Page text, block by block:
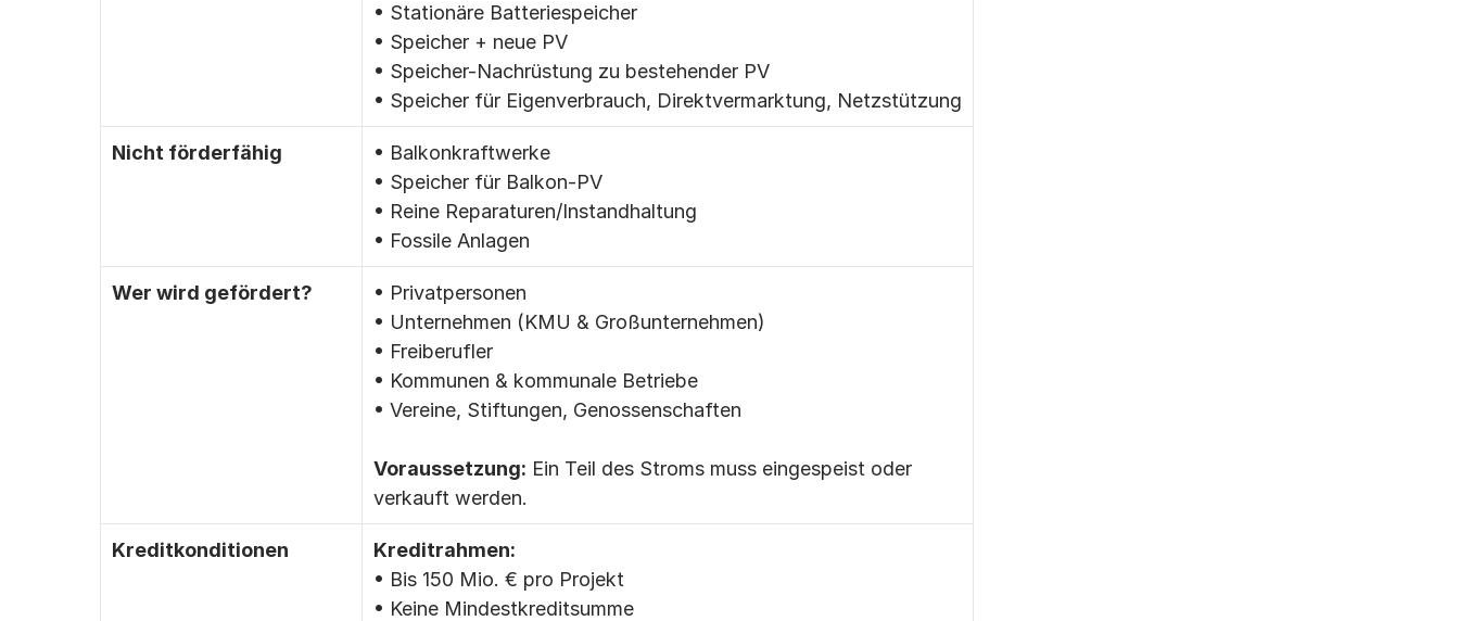
• Stationäre Batteriespeicher
• Speicher + neue PV
• Speicher-Nachrüstung zu bestehender PV
• Speicher für Eigenverbrauch, Direktvermarktung, Netzstützung
Nicht förderfähig
• Balkonkraftwerke
• Speicher für Balkon-PV
• Reine Reparaturen/Instandhaltung
• Fossile Anlagen
Wer wird gefördert?
• Privatpersonen
• Unternehmen (KMU & Großunternehmen)
• Freiberufler
• Kommunen & kommunale Betriebe
• Vereine, Stiftungen, Genossenschaften
Voraussetzung: Ein Teil des Stroms muss eingespeist oder
verkauft werden.
Kreditkonditionen
Kreditrahmen:
• Bis 150 Mio. € pro Projekt
• Keine Mindestkreditsumme